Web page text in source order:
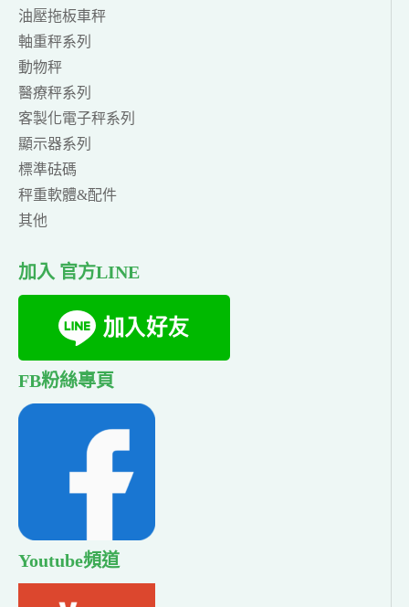
油壓拖板車秤
軸重秤系列
動物秤
醫療秤系列
客製化電子秤系列
顯示器系列
標準砝碼
秤重軟體&配件
其他
加入 官方LINE
FB粉絲專頁
Youtube頻道